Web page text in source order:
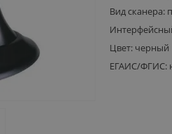
Вид сканера:
Цвет: черный
ЕГАИС/ФГИС: